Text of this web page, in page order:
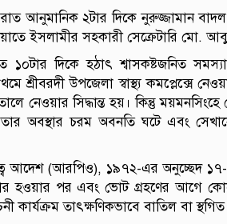
আনুমানিক ২টার দিকে নুরুজ্জামান
ইসলামীর সহকারী সেক্রেটারি মো.
১০টার দিকে হঠাৎ শ্বাসকষ্টজনিত
শ্রীবরদী উপজেলা স্বাস্থ্য কমপ্লেক্সে
নেওয়ার সিদ্ধান্ত হয়। কিন্তু
অবস্থার চরম অবনতি ঘটে এবং
আদেশ (আরপিও), ১৯৭২-এর অনুচ্ছেদ
হওয়ার পর এবং ভোট গ্রহণের আগে
কার্যক্রম তাৎক্ষণিকভাবে বাতিল বা